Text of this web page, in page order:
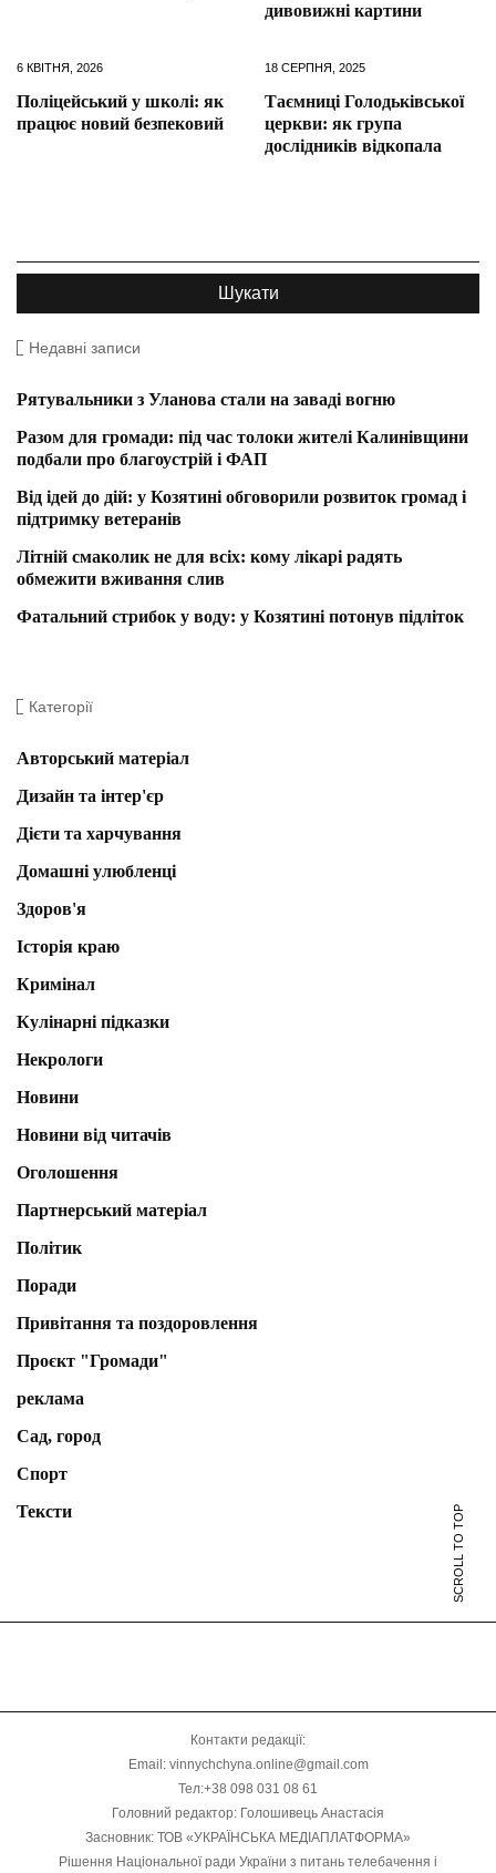
дивовижні картини
6 КВІТНЯ, 2026
Поліцейський у школі: як
працює новий безпековий
18 СЕРПНЯ, 2025
Таємниці Голодьківської
церкви: як група
дослідників відкопала
Недавні записи
Рятувальники з Уланова стали на заваді вогню
Разом для громади: під час толоки жителі Калинівщини
подбали про благоустрій і ФАП
Від ідей до дій: у Козятині обговорили розвиток громад і
підтримку ветеранів
Літній смаколик не для всіх: кому лікарі радять
обмежити вживання слив
Фатальний стрибок у воду: у Козятині потонув підліток
Категорії
Авторський матеріал
Дизайн та інтер'єр
Дієти та харчування
Домашні улюбленці
Здоров'я
Історія краю
Кримінал
Кулінарні підказки
Некрологи
Новини
Новини від читачів
Оголошення
Партнерський матеріал
Політик
Поради
Привітання та поздоровлення
Проєкт "Громади"
реклама
Сад, город
Спорт
Тексти
SCROLL TO TOP
Контакти редакції:
Email: vinnychchyna.online@gmail.com
Тел:+38 098 031 08 61
Головний редактор: Голошивець Анастасія
Засновник: ТОВ «УКРАЇНСЬКА МЕДІАПЛАТФОРМА»
Рішення Національної ради України з питань телебачення і